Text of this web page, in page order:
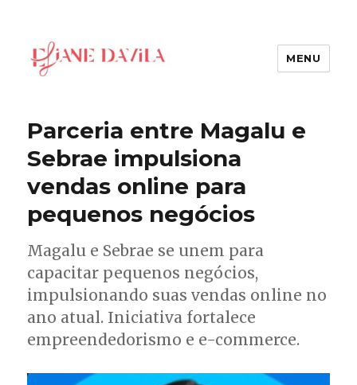
MENU
Parceria entre Magalu e
Sebrae impulsiona
vendas online para
pequenos negócios
Magalu e Sebrae se unem para
capacitar pequenos negócios,
impulsionando suas vendas online no
ano atual. Iniciativa fortalece
empreendedorismo e e-commerce.